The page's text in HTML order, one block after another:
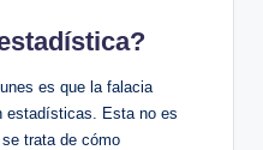
es que la falacia
estadísticas. Esta no es
trata de cómo